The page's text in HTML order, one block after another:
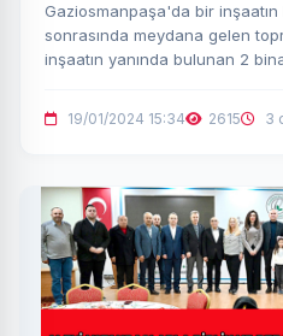
Gaziosmanpaşa'da bir inşaatın
sonrasında meydana gelen
inşaatın yanında bulunan 2
19/01/2024 15:34 2615 3